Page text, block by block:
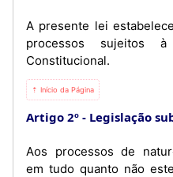
A presente lei
processos sujeitos
Constitucional.
⇡ Início da Página
Artigo 2º Legislação
Aos processos de
em tudo quanto não